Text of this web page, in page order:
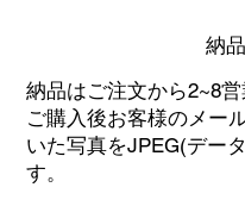
納
納品はご注文から2~8
ご購入後お客様のメー
いた写真をJPEG(デー
す。